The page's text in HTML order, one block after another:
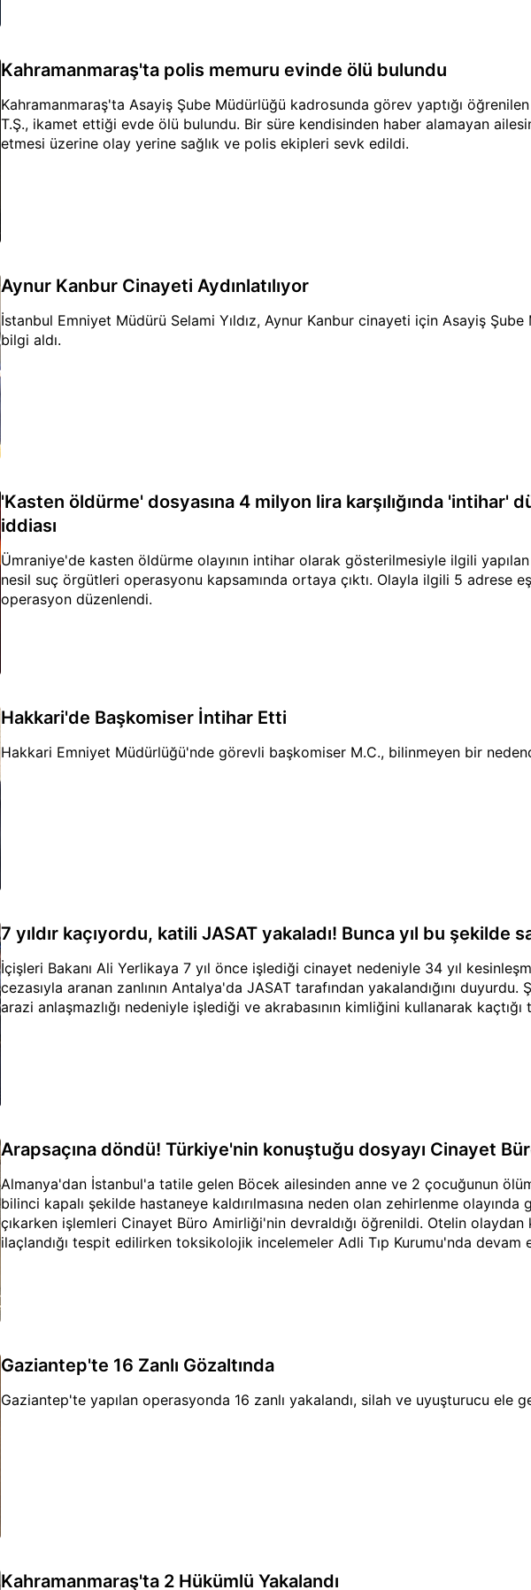
Kahramanmaraş'ta polis memuru evinde ölü bulundu
Kahramanmaraş'ta Asayiş Şube Müdürlüğü kadrosunda görev yaptığı
T.Ş., ikamet ettiği evde ölü bulundu. Bir süre kendisinden haber alamayan
etmesi üzerine olay yerine sağlık ve polis ekipleri sevk edildi.
Aynur Kanbur Cinayeti Aydınlatılıyor
İstanbul Emniyet Müdürü Selami Yıldız, Aynur Kanbur cinayeti için Asayiş
bilgi aldı.
'Kasten öldürme' dosyasına 4 milyon lira karşılığında 'intihar'
iddiası
Ümraniye'de kasten öldürme olayının intihar olarak gösterilmesiyle ilgili
nesil suç örgütleri operasyonu kapsamında ortaya çıktı. Olayla ilgili 5 adrese
operasyon düzenlendi.
Hakkari'de Başkomiser İntihar Etti
Hakkari Emniyet Müdürlüğü'nde görevli başkomiser M.C., bilinmeyen bir
7 yıldır kaçıyordu, katili JASAT yakaladı! Bunca yıl bu şekilde
İçişleri Bakanı Ali Yerlikaya 7 yıl önce işlediği cinayet nedeniyle 34 yıl
cezasıyla aranan zanlının Antalya'da JASAT tarafından yakalandığını duyurdu.
arazi anlaşmazlığı nedeniyle işlediği ve akrabasının kimliğini kullanarak
Arapsaçına döndü! Türkiye'nin konuştuğu dosyayı Cinayet
Almanya'dan İstanbul'a tatile gelen Böcek ailesinden anne ve 2 çocuğunun
bilinci kapalı şekilde hastaneye kaldırılmasına neden olan zehirlenme olayında
çıkarken işlemleri Cinayet Büro Amirliği'nin devraldığı öğrenildi. Otelin olaydan
ilaçlandığı tespit edilirken toksikolojik incelemeler Adli Tıp Kurumu'nda devam
Gaziantep'te 16 Zanlı Gözaltında
Gaziantep'te yapılan operasyonda 16 zanlı yakalandı, silah ve uyuşturucu ele
Kahramanmaraş'ta 2 Hükümlü Yakalandı